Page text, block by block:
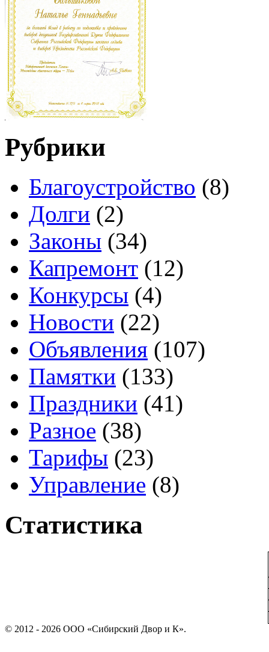
Рубрики
Благоустройство (8)
Долги (2)
Законы (34)
Капремонт (12)
Конкурсы (4)
Новости (22)
Объявления (107)
Памятки (133)
Праздники (41)
Разное (38)
Тарифы (23)
Управление (8)
Статистика
© 2012 - 2026 ООО «Сибирский Двор и К».